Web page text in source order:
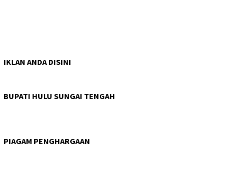
IKLAN ANDA DISINI
BUPATI HULU SUNGAI TENGAH
PIAGAM PENGHARGAAN